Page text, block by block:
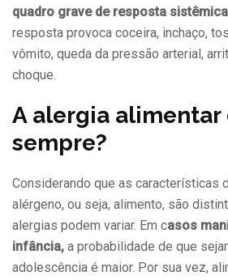
quadro grave de resposta sistêmica
resposta provoca coceira, inchaço,
vômito, queda da pressão arterial,
choque.
A alergia alimentar
sempre?
Considerando que as características
alérgeno, ou seja, alimento, são
alergias podem variar. Em casos
infância, a probabilidade de que
adolescência é maior. Por sua vez,